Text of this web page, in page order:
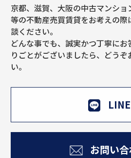
京都、滋賀、大阪の中古マンシ
等の不動産売買賃貸をお考えの
談ください。
どんな事でも、誠実かつ丁寧にお
りごとがございましたら、どう
い。
LINE
お問い